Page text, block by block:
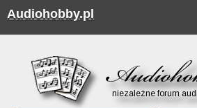
Audiohobby.pl